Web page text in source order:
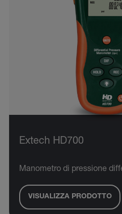
Extech HD700
Manometro di pressione
VISUALIZZA PRODOTTO